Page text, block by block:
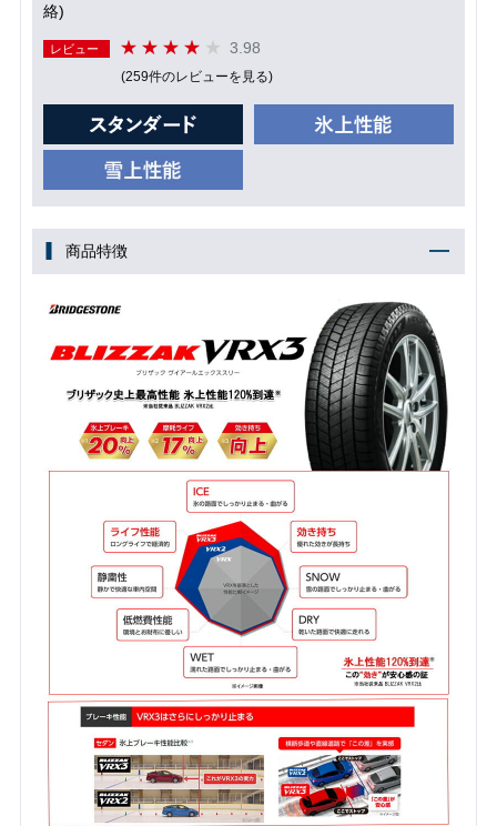
絡)
レビュー 3.98
(259件のレビューを見る)
商品特徴